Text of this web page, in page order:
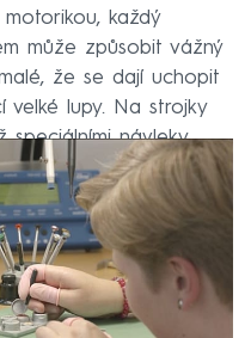
každý
může způsobit vážný
že se dají uchopit
lupy. Na strojky
speciálními návleky.